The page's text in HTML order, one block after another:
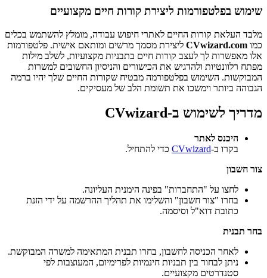
שימוש בפלטפורמות ליצירת קורות חיים מקצועיים
מלבד העלאת קורות החיים לאתרי חיפוש עבודה, מומלץ להשתמש בכלים
כמו CVwizard.com ליצירת מסמך מרשים ומותאם אישית. פלטפורמות
אלו מאפשרות לך לעצב קורות חיים בתבניות מקצועיות, לשלב מילות
מפתח רלוונטיות ולהדגיש את הכישורים והניסיון החשובים למשרות
המבוקשות. השימוש בפלטפורמה מבטיח שקורות החיים שלך יהיו ברמה
הגבוהה ביותר וימשכו את תשומת הלב של מעסיקים.
מדריך לשימוש ב-CVwizard
היכנס לאתר
בקרו ב-CVwizard כדי להתחיל.
צור חשבון
לחצו על "התחברות" בפינה הימנית העליונה.
בחרו "צור חשבון" והשלימו את תהליך ההרשמה על ידי הזנת
כתובת דוא"ל וסיסמה.
בחר תבנית
לאחר הכניסה לחשבון, בחרו תבנית המתאימה למשרה המבוקשת.
ניתן לבחור בין תבניות חינמיות לפרימיום, המעוצבות לפי
סטנדרטים מקצועיים.